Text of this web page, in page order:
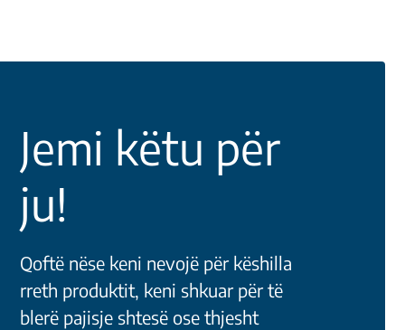
Jemi këtu për
ju!
Qoftë nëse keni nevojë për këshilla
rreth produktit, keni shkuar për të
blerë pajisje shtesë ose thjesht